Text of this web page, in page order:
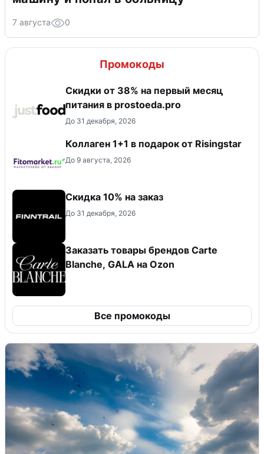
7 августа 0
Промокоды
​Скидки от 38% на первый месяц
питания в prostoeda.pro
До 31 декабря, 2026
Коллаген 1+1 в подарок от Risingstar
До 9 августа, 2026
Скидка 10% на заказ
До 31 декабря, 2026
Заказать товары брендов Carte
Blanche, GALA на Ozon
Все промокоды